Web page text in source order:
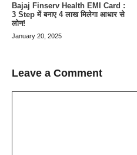
Bajaj Finserv Health EMI Card :
3 Step में बनाए 4 लाख मिलेगा आधार से
लोन!
January 20, 2025
Leave a Comment